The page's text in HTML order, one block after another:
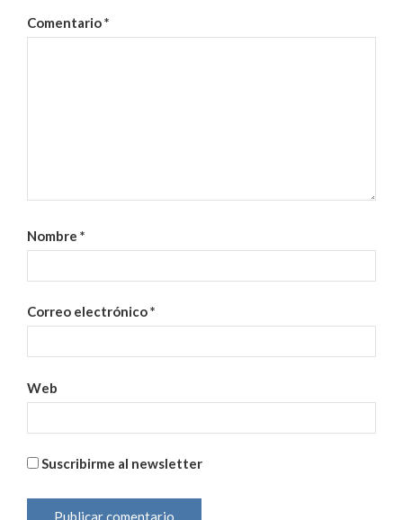
Comentario*
Nombre *
Correo electrónico*
Web
Suscribirme al newsletter